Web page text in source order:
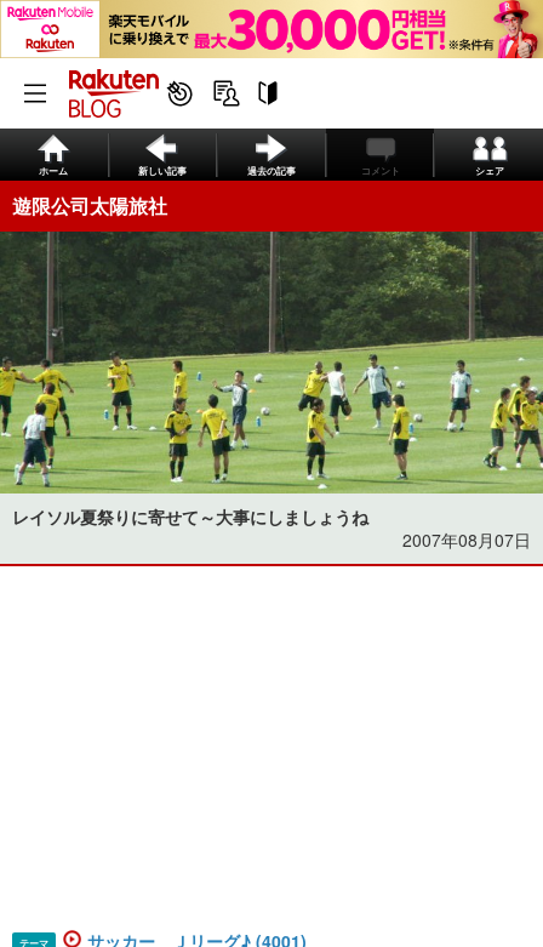
ホーム 新しい記事 過去の記事 コメント シェア
遊限公司太陽旅社
レイソル夏祭りに寄せて～大事にしましょうね
2007年08月07日
テーマ サッカー Ｊリーグ♪ (4001)